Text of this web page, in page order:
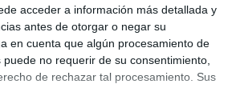
acceder a información más detallada y
antes de otorgar o negar su
en cuenta que algún procesamiento de
no requerir de su consentimiento,
de rechazar tal procesamiento. Sus